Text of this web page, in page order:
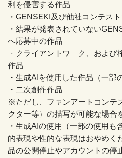
利を侵害する作品
・GENSEKI及び他社コンテス
・結果が発表されていない
へ応募中の作品
・クライアントワーク、および
作品
・生成AIを使用した作品（一部
・二次創作作品
※ただし、ファンアートコンテ
クター等）の描写が可能な場合
・生成AIの使用（一部の使用も
的表現や性的な表現はおやめく
品の公開停止やアカウントの停